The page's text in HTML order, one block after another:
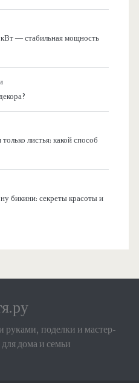
— стабильная мощность
листья: какой способ
бикини: секреты красоты и
руками, поделки и мастер-
дома и семьи